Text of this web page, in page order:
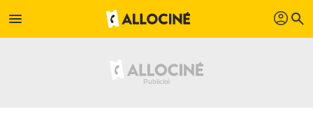
menu profil search